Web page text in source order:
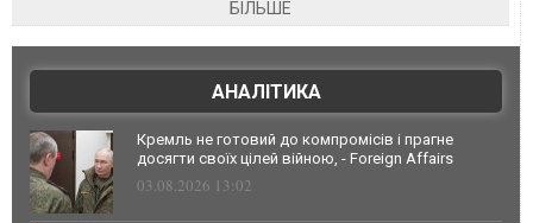
БІЛЬШЕ
АНАЛІТИКА
Кремль не готовий до компромісів і прагне
досягти своїх цілей війною, - Foreign Affairs
03.08.2026 13:02